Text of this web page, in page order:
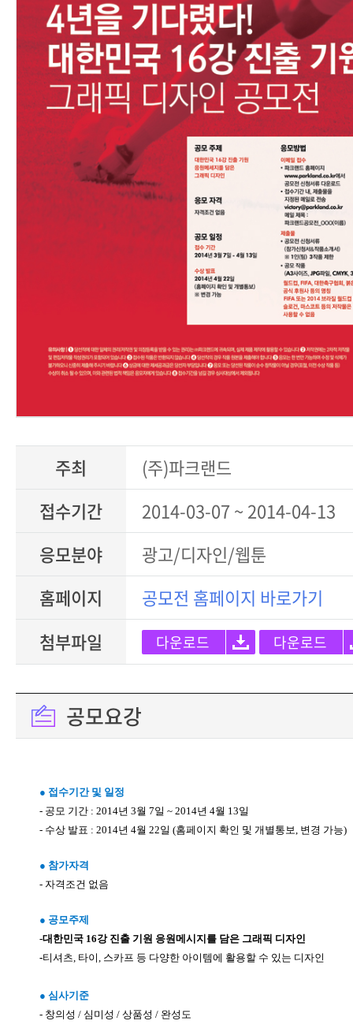
주최
(주)파크랜드
접수기간
2014-03-07 ~ 2014-04-13
응모분야
광고/디자인/웹툰
홈페이지
공모전 홈페이지 바로가기
첨부파일
다운로드 다운로드
공모요강
● 접수기간 및 일정
- 공모 기간 : 2014년 3월 7일 ~ 2014년 4월 13일
- 수상 발표 : 2014년 4월 22일 (홈페이지 확인 및 개별통보, 변경 가능)
● 참가자격
- 자격조건 없음
● 공모주제
-대한민국 16강 진출 기원 응원메시지를 담은 그래픽 디자인
-티셔츠, 타이, 스카프 등 다양한 아이템에 활용할 수 있는 디자인
● 심사기준
- 창의성 / 심미성 / 상품성 / 완성도